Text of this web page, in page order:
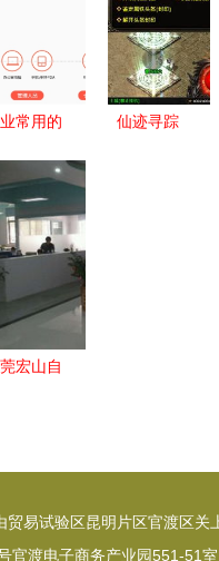
研发”顺
通过中期
特点与部署
场景全了解
常用的
网络技
务解析
仙迹寻踪
宏山自
贸易试验区昆明片区官渡区关
官渡电子商务产业园551-51室